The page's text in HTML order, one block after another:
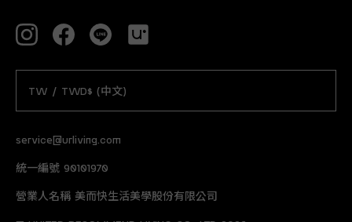
service@urliving.com
統一編號 90101970
營業人名稱 美而快生活美學股份有限公司
TW / TWD$ (中文)